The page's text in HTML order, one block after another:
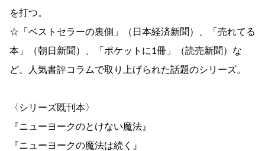
を打つ。
☆「ベストセラーの裏側」（日本経済新聞）、「売れてる
本」（朝日新聞）、「ポケットに1冊」（読売新聞）な
ど、人気書評コラムで取り上げられた話題のシリーズ。
〈シリーズ既刊本〉
『ニューヨークのとけない魔法』
『ニューヨークの魔法は続く』